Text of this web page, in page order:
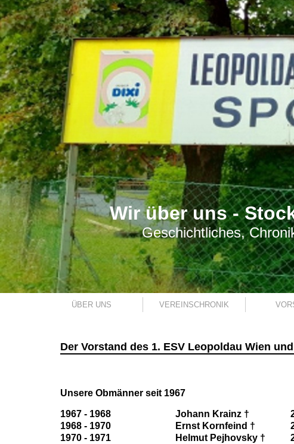
Wir über uns -
Geschichtliches,
ÜBER UNS VEREINSCHRONIK
Der Vorstand des 1. ESV Leopoldau Wien
Unsere Obmänner seit 1967
1967 - 1968 Johann Krainz †
1968 - 1970
Ernst Kornfeind †
1970 - 1971
Helmut Pejhovsky †